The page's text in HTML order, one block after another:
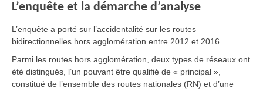
L’enquête et la démarche d’analyse
L’enquête a porté sur l’accidentalité sur les routes
bidirectionnelles hors agglomération entre 2012 et 2016.
Parmi les routes hors agglomération, deux types de réseaux ont
été distingués, l’un pouvant être qualifié de « principal »,
constitué de l’ensemble des routes nationales (RN) et d’une